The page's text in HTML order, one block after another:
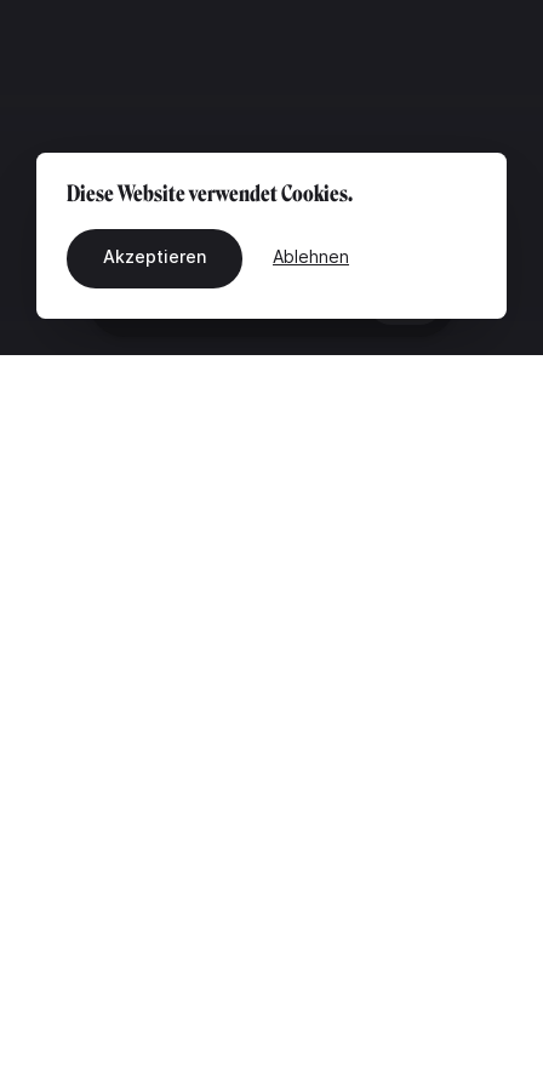
Diese Website verwendet Cookies.
Akzeptieren Ablehnen